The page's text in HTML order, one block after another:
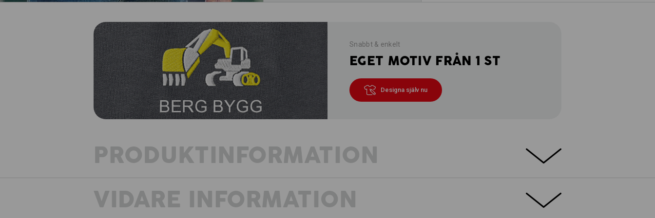
Snabbt & enkelt
EGET MOTIV FRÅN 1 ST
Designa själv nu
PRODUKTINFORMATION
Tidlös, diskret och absolut bekväm: e.s. longsleeve cotton är det perfekta valet
för dig som vill komplettera din garderob med en mångsidig långärmad
överdel. Det förstklassiga bomullstyget kan tvättas i höga temperaturer och tål
VIDARE INFORMATION